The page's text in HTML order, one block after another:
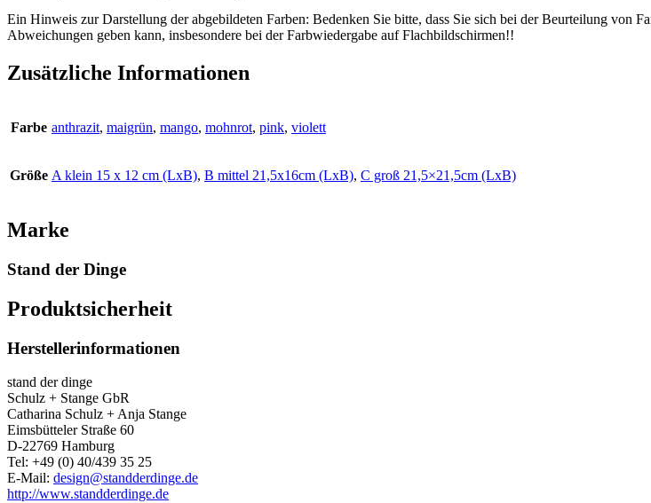
Ein Hinweis zur Darstellung der abgebildeten Farben: Bedenken Sie bitte, dass Sie sich bei der Beurteilung von
Abweichungen geben kann, insbesondere bei der Farbwiedergabe auf Flachbildschirmen!!
Zusätzliche Informationen
Farbe anthrazit, maigrün, mango, mohnrot, pink, violett
Größe A klein 15 x 12 cm (LxB), B mittel 21,5x16cm (LxB), C groß 21,5×21,5cm (LxB)
Marke
Stand der Dinge
Produktsicherheit
Herstellerinformationen
stand der dinge
Schulz + Stange GbR
Catharina Schulz + Anja Stange
Eimsbütteler Straße 60
D-22769 Hamburg
Tel: +49 (0) 40/439 35 25
E-Mail: design@standderdinge.de
http://www.standderdinge.de